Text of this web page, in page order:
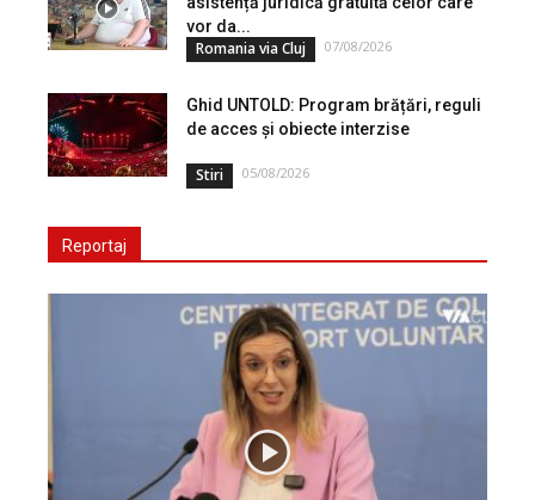
vor da...
Romania via Cluj 07/08/2026
Ghid UNTOLD: Program brățări, reguli
de acces și obiecte interzise
Stiri 05/08/2026
Reportaj